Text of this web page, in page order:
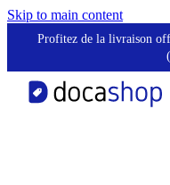
Skip to main content
Profitez de la livraison
Panneau de gestion des cookies